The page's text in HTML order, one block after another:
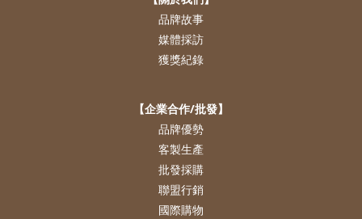
品牌故事
媒體採訪
獲獎紀錄
【企業合作/批發】
品牌優勢
客製生產
批發採購
聯盟行銷
國際購物